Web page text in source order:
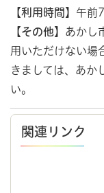
【利用時間】 午前
【その他】 あかし
用いただけない場
きましては、あか
い。
関連リンク